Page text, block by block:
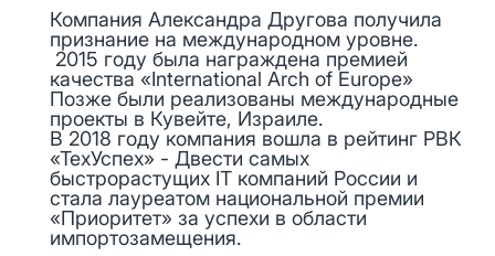
Компания Александра Другова получила
признание на международном уровне.
2015 году была награждена премией
качества «International Arch of Europe»
Позже были реализованы международные
проекты в Кувейте, Израиле.
В 2018 году компания вошла в рейтинг РВК
«ТехУспех» - Двести самых
быстрорастущих IT компаний России и
стала лауреатом национальной премии
«Приоритет» за успехи в области
импортозамещения.